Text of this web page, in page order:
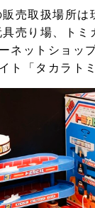
売取扱場所は
売り場、トミ
ネットショッ
ト「タカラト